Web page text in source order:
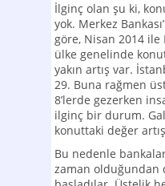
İlginç olan şu ki,
yok. Merkez
göre, Nisan 2014
ülke genelinde
yakın artış var.
29. Buna rağmen
8’lerde gezerken
ilginç bir durum.
konuttaki değer
Bu nedenle
zaman olduğundan